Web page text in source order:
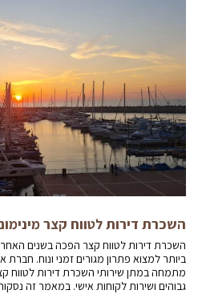
השכרת דירות לטווח קצר מינימום 14 לילות – א.א. יפית
השכרת דירות לטווח קצר הפכה בשנים
ביותר למצוא פתרון מגורים זמני ונוח. חברת
מתמחה במתן שירותי השכרת דירות לטווח
גבוהים ושירות לקוחות אישי. במאמר זה